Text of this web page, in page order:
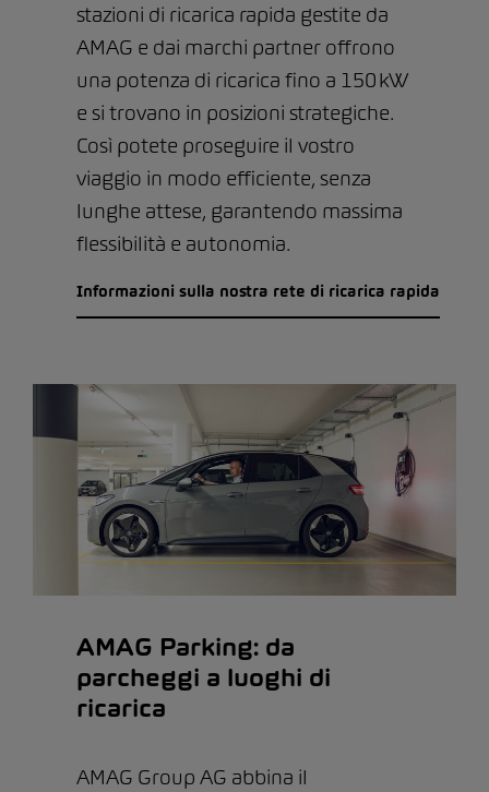
stazioni di ricarica rapida gestite da
AMAG e dai marchi partner offrono
una potenza di ricarica fino a 150 kW
e si trovano in posizioni strategiche.
Così potete proseguire il vostro
viaggio in modo efficiente, senza
lunghe attese, garantendo massima
flessibilità e autonomia.
Informazioni sulla nostra rete di ricarica rapida
AMAG Parking: da
parcheggi a luoghi di
ricarica
AMAG Group AG abbina il